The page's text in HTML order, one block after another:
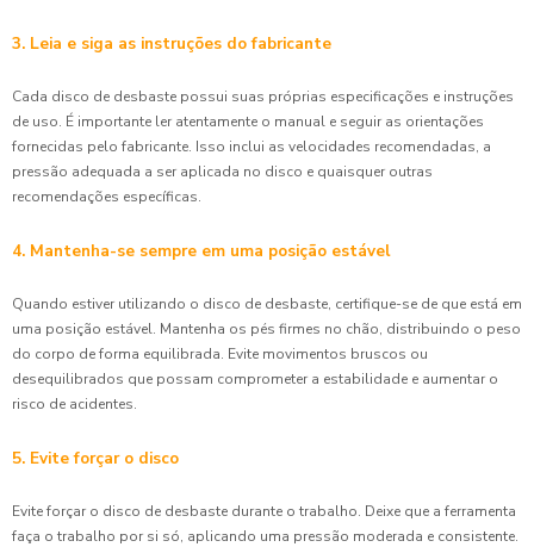
3. Leia e siga as instruções do fabricante
Cada disco de desbaste possui suas próprias especificações e instruções
de uso. É importante ler atentamente o manual e seguir as orientações
fornecidas pelo fabricante. Isso inclui as velocidades recomendadas, a
pressão adequada a ser aplicada no disco e quaisquer outras
recomendações específicas.
4. Mantenha-se sempre em uma posição estável
Quando estiver utilizando o disco de desbaste, certifique-se de que está em
uma posição estável. Mantenha os pés firmes no chão, distribuindo o peso
do corpo de forma equilibrada. Evite movimentos bruscos ou
desequilibrados que possam comprometer a estabilidade e aumentar o
risco de acidentes.
5. Evite forçar o disco
Evite forçar o disco de desbaste durante o trabalho. Deixe que a ferramenta
faça o trabalho por si só, aplicando uma pressão moderada e consistente.